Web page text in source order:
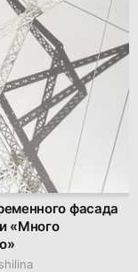
фасада
«Много